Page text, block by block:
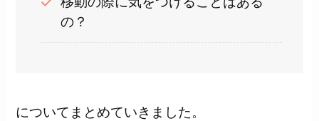
の？
についてまとめていきました。